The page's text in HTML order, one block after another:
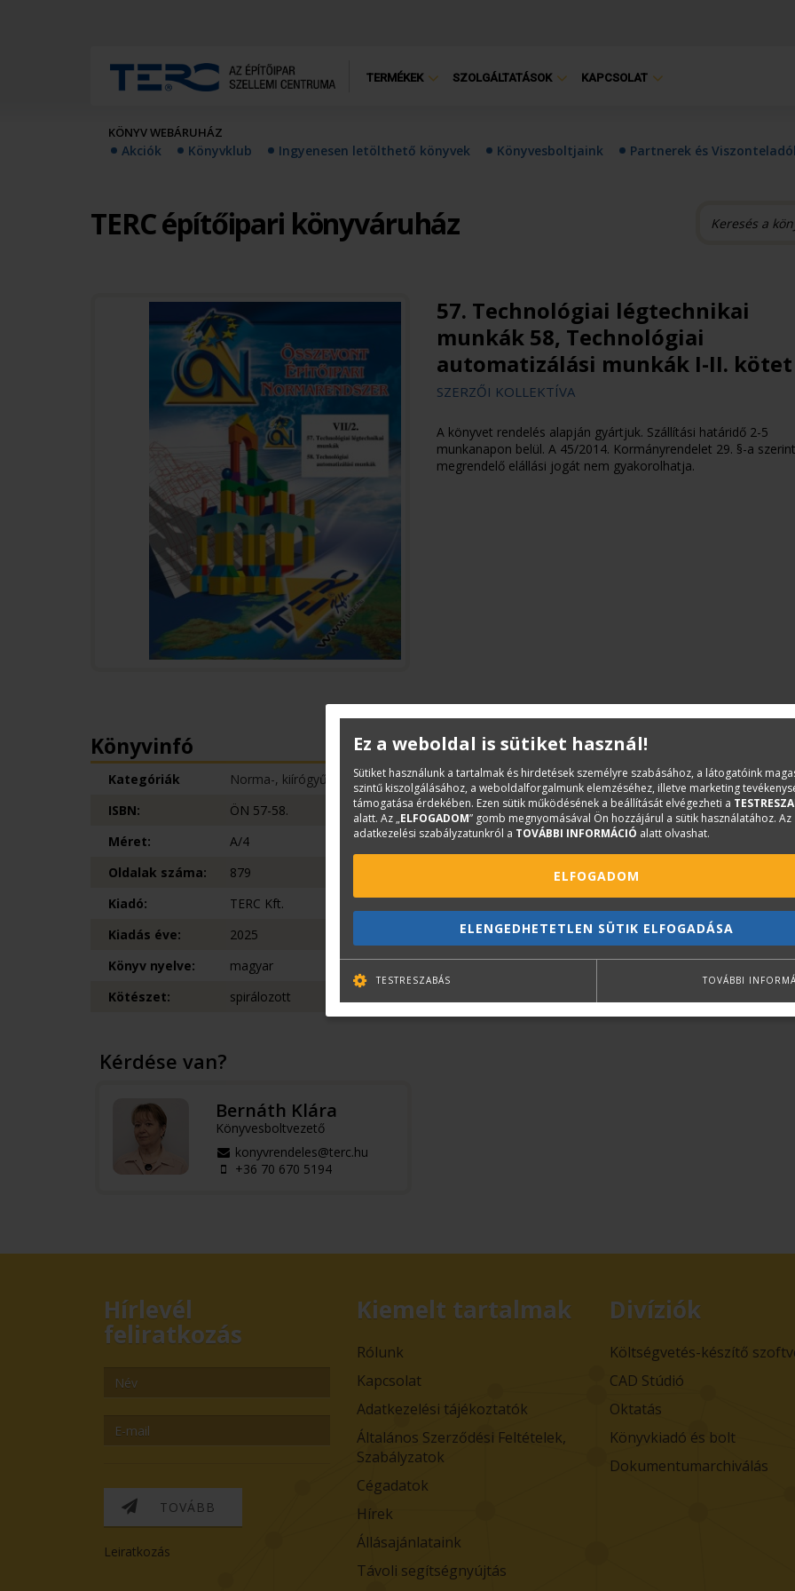
TERMÉKEK SZOLGÁLTATÁSOK KAPCSOLAT
KÖNYV WEBÁRUHÁZ
Akciók Könyvklub Ingyenesen letölthető könyvek Könyvesboltjaink Partnerek és
TERC építőipari könyváruház
57. Technológiai légtechnikai
munkák 58, Technológiai
automatizálási munkák I-II. kötet
SZERZŐI KOLLEKTÍVA
A könyvet rendelés alapján gyártjuk. Szállítási határidő 2-5
munkanapon belül. A 45/2014. Kormányrendelet 29. §-a
megrendelő elállási jogát nem gyakorolhatja.
Leírás
Összevont Építőipari Normarendszer ÖN VII/2.
57. Technológiai légtechnikai munkák
58, Technológiai automatizálási munkák
Könyvinfó
Kategóriák
Norma-, kiírógyűjtemények
ISBN:
ÖN 57-58.
Méret:
A/4
Oldalak száma:
879
Kiadó:
TERC Kft.
Kiadás éve:
2025
Könyv nyelve:
magyar
Kötészet:
spirálozott
Kérdése van?
Bernáth Klára
Könyvesboltvezető
konyvrendeles@terc.hu
+36 70 670 5194
Hírlevél
feliratkozás
TOVÁBB
Leiratkozás
Kiemelt tartalmak
Rólunk
Kapcsolat
Adatkezelési tájékoztatók
Általános Szerződési Feltételek,
Szabályzatok
Cégadatok
Hírek
Állásajánlataink
Távoli segítségnyújtás
Divíziók
Költségvetés-készítő
CAD Stúdió
Oktatás
Könyvkiadó és bolt
Dokumentumarchiválás
Ez a weboldal is sütiket használ!
Sütiket használunk a tartalmak és hirdetések személyre szabásához, a látogatóink
szintű kiszolgálásához, a weboldalforgalmunk elemzéséhez, illetve marketing
támogatása érdekében. Ezen sütik működésének a beállítását elvégezheti a
alatt. Az „ELFOGADOM” gomb megnyomásával Ön hozzájárul a sütik használatához. Az
adatkezelési szabályzatunkról a TOVÁBBI INFORMÁCIÓ alatt olvashat.
ELFOGADOM
ELENGEDHETETLEN SÜTIK ELFOGADÁSA
TESTRESZABÁS TOVÁBBI